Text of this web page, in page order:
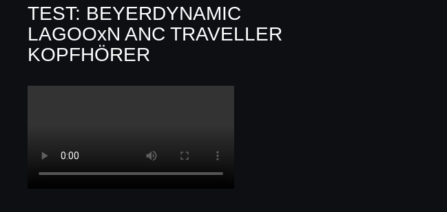
TEST: BEYERDYNAMIC
LAGOOxN ANC TRAVELLER
KOPFHÖRER